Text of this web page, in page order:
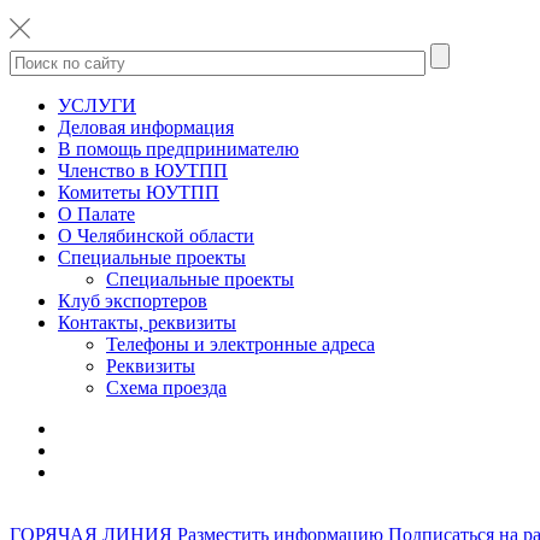
УСЛУГИ
Деловая информация
В помощь предпринимателю
Членство в ЮУТПП
Комитеты ЮУТПП
О Палате
О Челябинской области
Специальные проекты
Специальные проекты
Клуб экспортеров
Контакты, реквизиты
Телефоны и электронные адреса
Реквизиты
Схема проезда
ГОРЯЧАЯ ЛИНИЯ Разместить информацию Подписаться на